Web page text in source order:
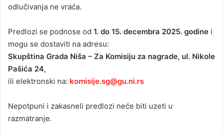
odlučivanja ne vraća.
Predlozi se podnose od 1. do 15. decembra 2025. godine i
mogu se dostaviti na adresu:
Skupština Grada Niša – Za Komisiju za nagrade, ul. Nikole
Pašića 24,
ili elektronski na: komisije.sg@gu.ni.rs
Nepotpuni i zakasneli predlozi neće biti uzeti u
razmatranje.